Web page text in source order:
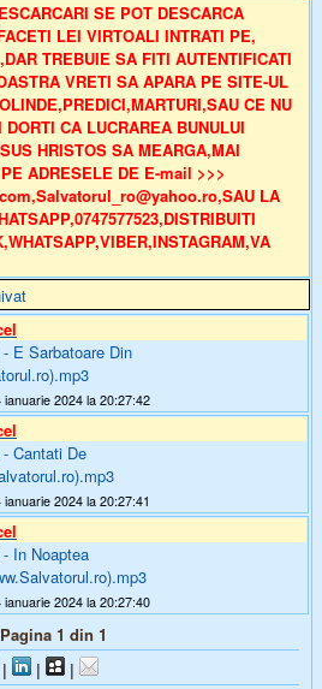
SE POT DESCARCA
LEI VIRTOALI INTRATI PE,
,DAR TREBUIE SA FITI AUTENTIFICATI
VRETI SA APARA PE SITE-UL
CE NU
CA LUCRAREA BUNULUI
HRISTOS SA MEARGA,MAI
ADRESELE DE E-mail >>>
LA
E Sarbatoare Din
ianuarie 2024 la 20:27:42
Cantati De
ianuarie 2024 la 20:27:41
In Noaptea
ianuarie 2024 la 20:27:40
Pagina 1 din 1
| | |